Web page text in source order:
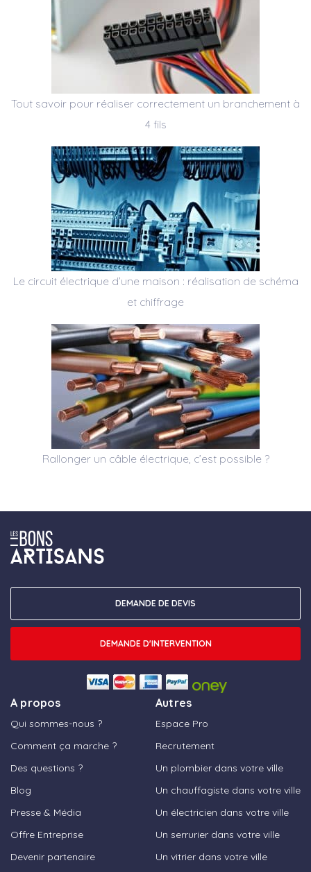
Tout savoir pour réaliser correctement un branchement à
4 fils
Le circuit électrique d’une maison : réalisation de schéma
et chiffrage
Rallonger un câble électrique, c’est possible ?
A propos
Qui sommes-nous ?
Comment ça marche ?
Des questions ?
Blog
Presse & Média
Offre Entreprise
Devenir partenaire
Autres
Espace Pro
Recrutement
Un plombier dans votre ville
Un chauffagiste dans votre ville
Un électricien dans votre ville
Un serrurier dans votre ville
Un vitrier dans votre ville
DEMANDE DE DEVIS
DEMANDE D'INTERVENTION